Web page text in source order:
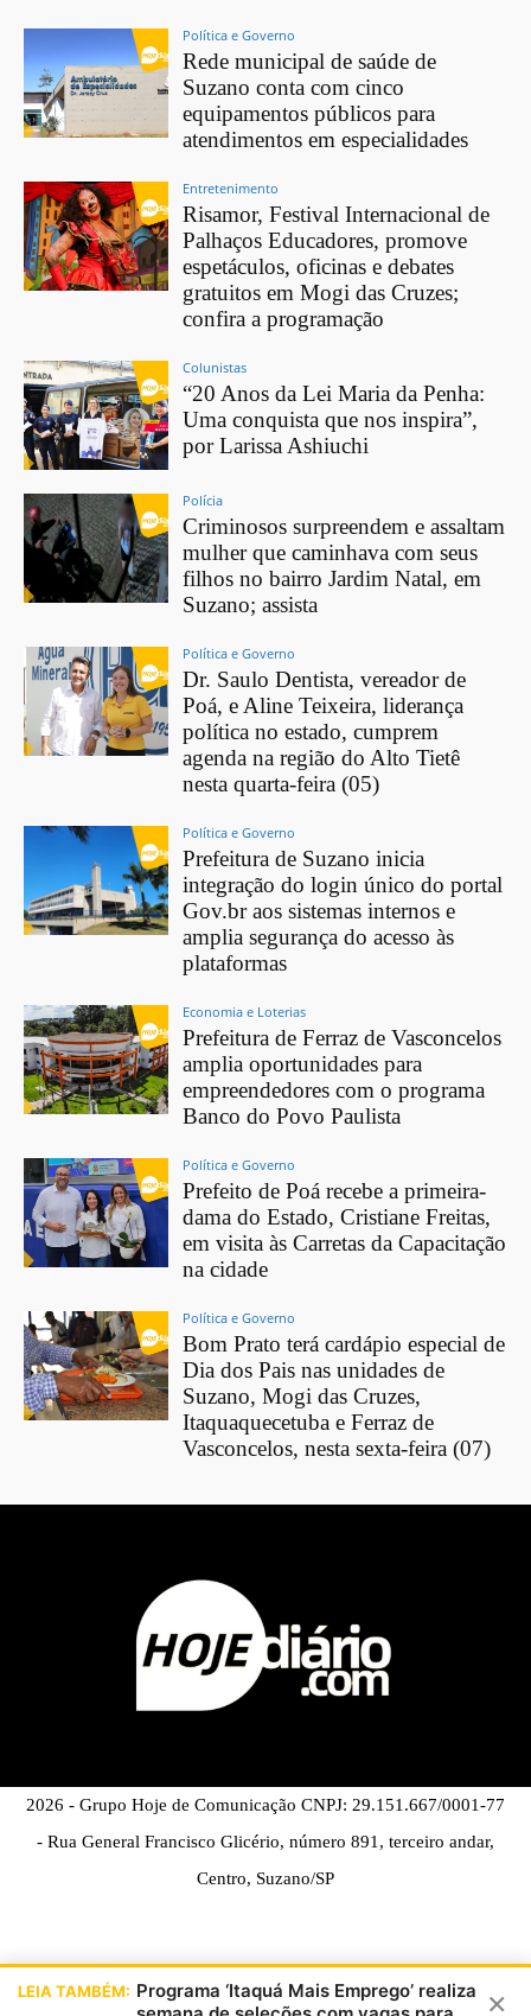
Política e Governo
Rede municipal de saúde de
Suzano conta com cinco
equipamentos públicos para
atendimentos em especialidades
Entretenimento
Risamor, Festival Internacional de
Palhaços Educadores, promove
espetáculos, oficinas e debates
gratuitos em Mogi das Cruzes;
confira a programação
Colunistas
“20 Anos da Lei Maria da Penha:
Uma conquista que nos inspira”,
por Larissa Ashiuchi
Polícia
Criminosos surpreendem e assaltam
mulher que caminhava com seus
filhos no bairro Jardim Natal, em
Suzano; assista
Política e Governo
Dr. Saulo Dentista, vereador de
Poá, e Aline Teixeira, liderança
política no estado, cumprem
agenda na região do Alto Tietê
nesta quarta-feira (05)
Política e Governo
Prefeitura de Suzano inicia
integração do login único do portal
Gov.br aos sistemas internos e
amplia segurança do acesso às
plataformas
Economia e Loterias
Prefeitura de Ferraz de Vasconcelos
amplia oportunidades para
empreendedores com o programa
Banco do Povo Paulista
Política e Governo
Prefeito de Poá recebe a primeira-
dama do Estado, Cristiane Freitas,
em visita às Carretas da Capacitação
na cidade
Política e Governo
Bom Prato terá cardápio especial de
Dia dos Pais nas unidades de
Suzano, Mogi das Cruzes,
Itaquaquecetuba e Ferraz de
Vasconcelos, nesta sexta-feira (07)
2026 - Grupo Hoje de Comunicação CNPJ: 29.151.667/0001-77
- Rua General Francisco Glicério, número 891, terceiro andar,
Centro, Suzano/SP
LEIA TAMBÉM: Programa ‘Itaquá Mais Emprego’ realiza
×